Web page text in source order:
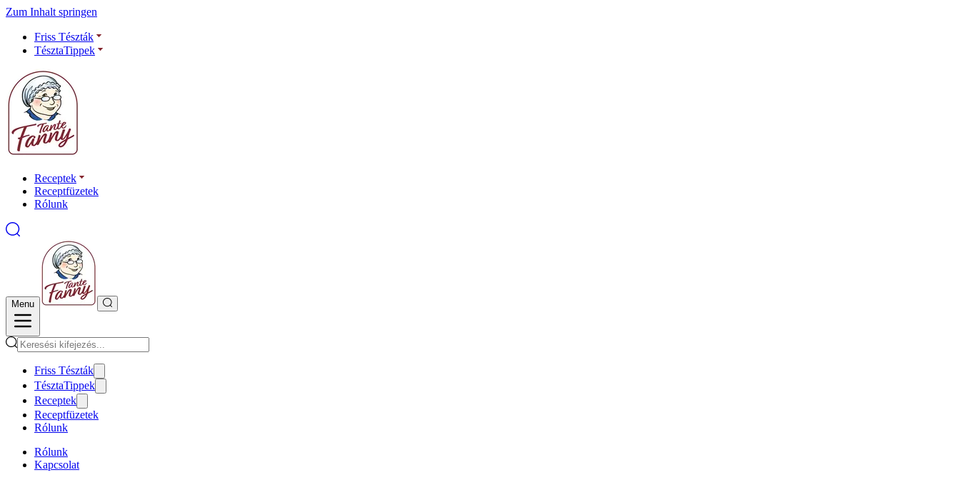
Zum Inhalt springen
Friss Tészták
TésztaTippek
Receptek
Receptfüzetek
Rólunk
Menu
Friss Tészták
TésztaTippek
Receptek
Receptfüzetek
Rólunk
Rólunk
Kapcsolat